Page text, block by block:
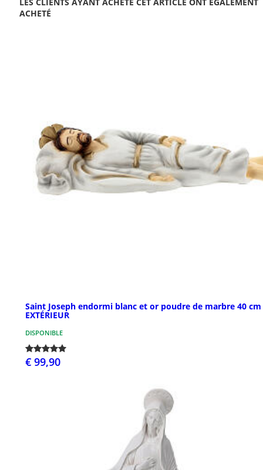
ACHETÉ
Saint Joseph endormi blanc et or poudre de marbre 40 cm
EXTÉRIEUR
DISPONIBLE
€ 99,90